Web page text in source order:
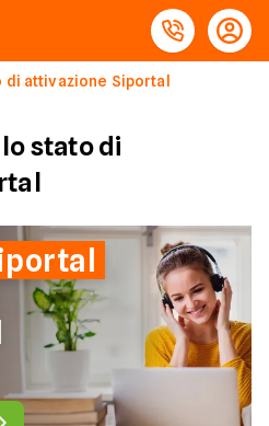
attivazione Siportal
stato di